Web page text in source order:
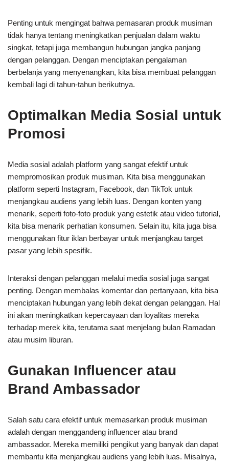
Penting untuk mengingat bahwa pemasaran produk musiman
tidak hanya tentang meningkatkan penjualan dalam waktu
singkat, tetapi juga membangun hubungan jangka panjang
dengan pelanggan. Dengan menciptakan pengalaman
berbelanja yang menyenangkan, kita bisa membuat pelanggan
kembali lagi di tahun-tahun berikutnya.
Optimalkan Media Sosial untuk
Promosi
Media sosial adalah platform yang sangat efektif untuk
mempromosikan produk musiman. Kita bisa menggunakan
platform seperti Instagram, Facebook, dan TikTok untuk
menjangkau audiens yang lebih luas. Dengan konten yang
menarik, seperti foto-foto produk yang estetik atau video tutorial,
kita bisa menarik perhatian konsumen. Selain itu, kita juga bisa
menggunakan fitur iklan berbayar untuk menjangkau target
pasar yang lebih spesifik.
Interaksi dengan pelanggan melalui media sosial juga sangat
penting. Dengan membalas komentar dan pertanyaan, kita bisa
menciptakan hubungan yang lebih dekat dengan pelanggan. Hal
ini akan meningkatkan kepercayaan dan loyalitas mereka
terhadap merek kita, terutama saat menjelang bulan Ramadan
atau musim liburan.
Gunakan Influencer atau
Brand Ambassador
Salah satu cara efektif untuk memasarkan produk musiman
adalah dengan menggandeng influencer atau brand
ambassador. Mereka memiliki pengikut yang banyak dan dapat
membantu kita menjangkau audiens yang lebih luas. Misalnya,